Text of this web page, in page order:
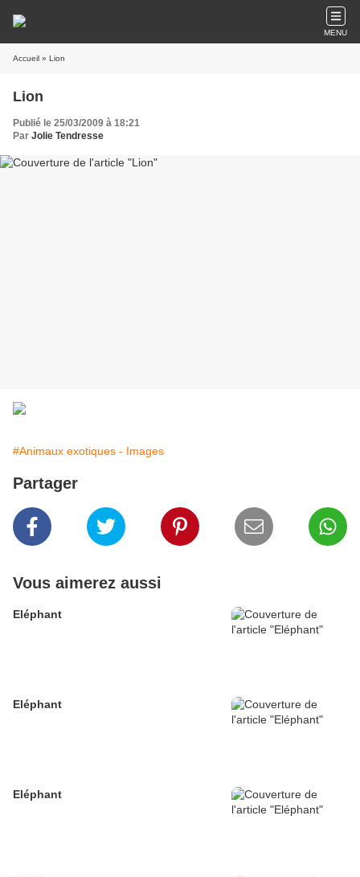
MENU
Accueil » Lion
Lion
Publié le 25/03/2009 à 18:21
Par Jolie Tendresse
#Animaux exotiques - Images
Partager
Vous aimerez aussi
Eléphant
Eléphant
Eléphant